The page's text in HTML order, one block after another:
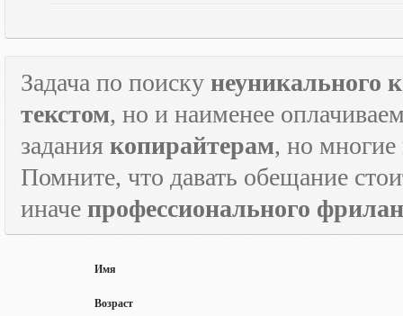
Задача по поиску неуникального
текстом, но и наименее
задания копирайтерам, но многие
Помните, что давать обещание
иначе профессионального
Имя
Возраст